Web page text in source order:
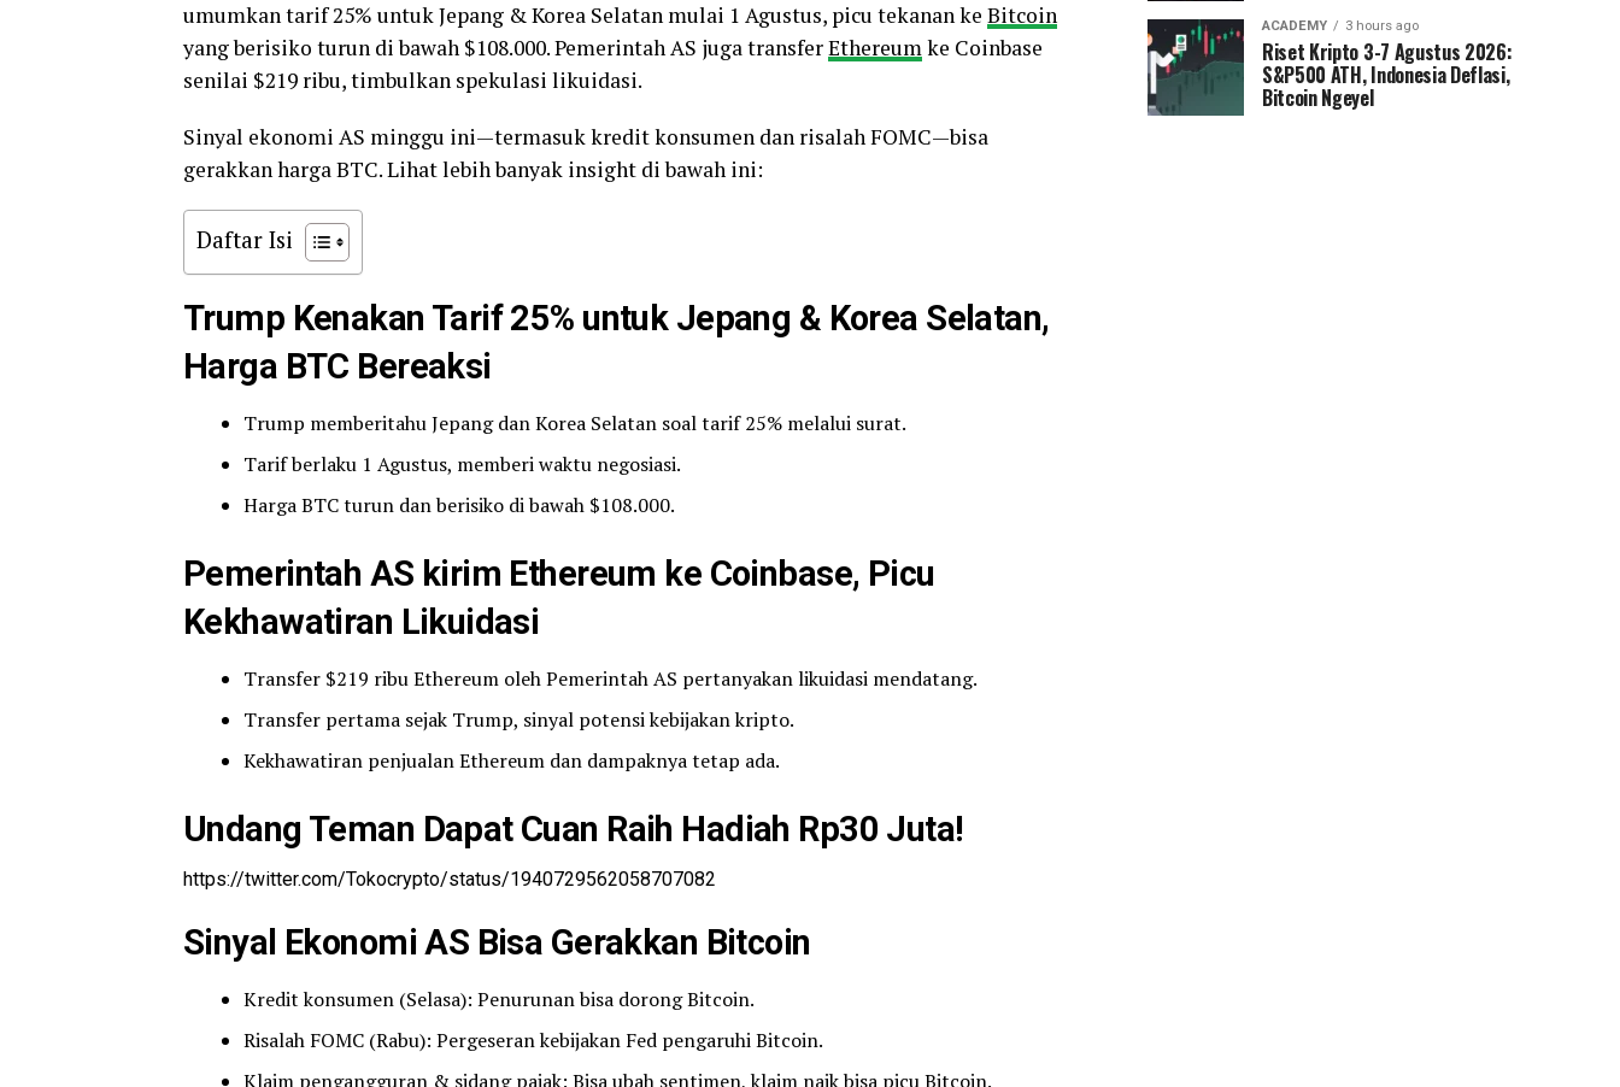
umumkan tarif 25% untuk Jepang & Korea Selatan mulai 1 Agustus, picu tekanan ke Bitcoin
yang berisiko turun di bawah $108.000. Pemerintah AS juga transferEthereumke Coinbase
senilai $219 ribu, timbulkan spekulasi likuidasi.
Sinyal ekonomi AS minggu ini—termasuk kredit konsumen dan risalah FOMC—bisa
gerakkan harga BTC. Lihat lebih banyak insight di bawah ini:
Daftar Isi
Trump Kenakan Tarif 25% untuk Jepang & Korea Selatan,
Harga BTC Bereaksi
Trump memberitahu Jepang dan Korea Selatan soal tarif 25% melalui surat.
Tarif berlaku 1 Agustus, memberi waktu negosiasi.
Harga BTC turun dan berisiko di bawah $108.000.
Pemerintah AS kirim Ethereum ke Coinbase, Picu
Kekhawatiran Likuidasi
Transfer $219 ribu Ethereum oleh Pemerintah AS pertanyakan likuidasi mendatang.
Transfer pertama sejak Trump, sinyal potensi kebijakan kripto.
Kekhawatiran penjualan Ethereum dan dampaknya tetap ada.
Undang Teman Dapat Cuan Raih Hadiah Rp30 Juta!
https://twitter.com/Tokocrypto/status/1940729562058707082
Sinyal Ekonomi AS Bisa Gerakkan Bitcoin
Kredit konsumen (Selasa): Penurunan bisa dorong Bitcoin.
Risalah FOMC (Rabu): Pergeseran kebijakan Fed pengaruhi Bitcoin.
Klaim pengangguran & sidang pajak: Bisa ubah sentimen, klaim naik bisa picu Bitcoin.
ACADEMY 3 hours ago
Riset Kripto 3-7 Agustus 2026:
S&P500 ATH, Indonesia Deflasi,
Bitcoin Ngeyel